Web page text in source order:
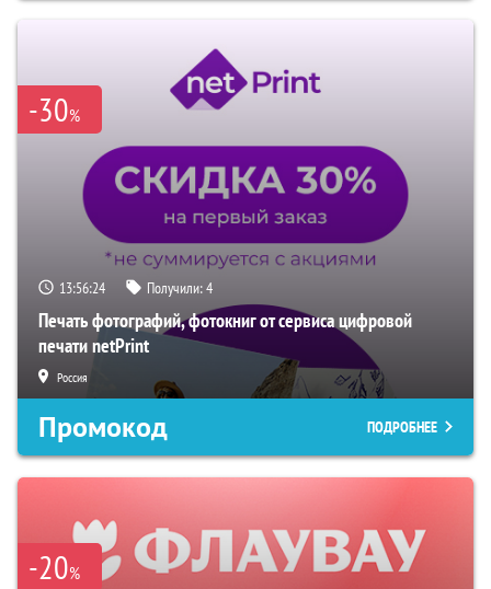
-30%
13:56:23 Получили:4
Печать фотографий, фотокниг от сервиса цифровой
печати netPrint
Россия
Промокод ПОДРОБНЕЕ
-20%